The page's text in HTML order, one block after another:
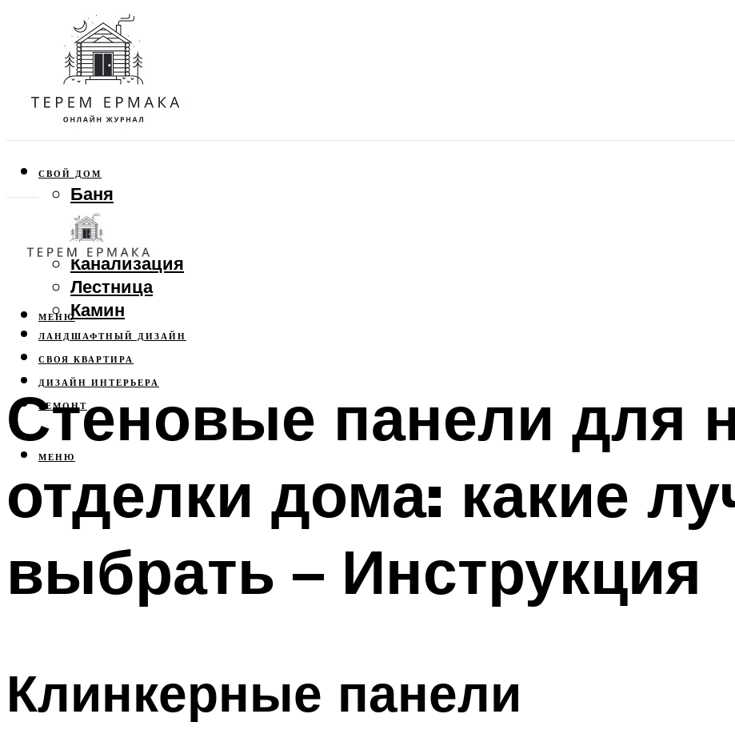
СВОЙ ДОМ
Баня
Веранда
Забор
Канализация
Лестница
Камин
ЛАНДШАФТНЫЙ ДИЗАЙН
СВОЯ КВАРТИРА
ДИЗАЙН ИНТЕРЬЕРА
РЕМОНТ
МЕНЮ
МЕНЮ
Стеновые панели для
отделки дома: какие
выбрать – Инструкция
Клинкерные панели